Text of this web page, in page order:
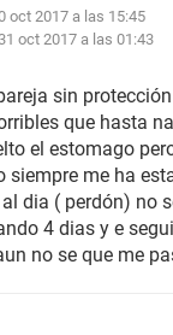
oct 2017 a las 15:45
31 oct 2017 a las 01:43
sin
que hasta
el estomago
me ha
dia ( perdón) no
4 dias y e
no se que me